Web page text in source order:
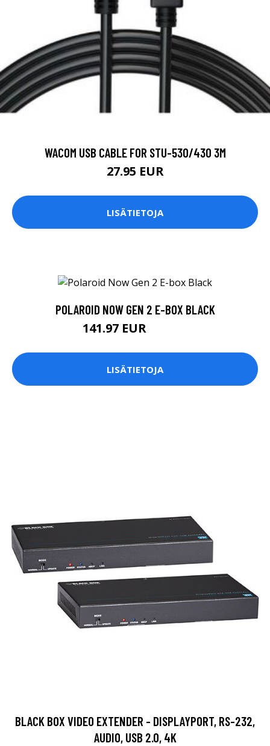
WACOM USB CABLE FOR STU-530/430 3M
27.95 EUR
LISÄTIETOJA
POLAROID NOW GEN 2 E-BOX BLACK
141.97 EUR
LISÄTIETOJA
BLACK BOX VIDEO EXTENDER - DISPLAYPORT, RS-232,
AUDIO, USB 2.0, 4K